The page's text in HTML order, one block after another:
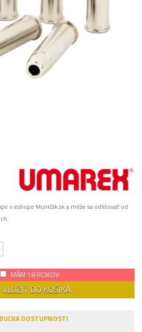
v eshope Muničák.sk a môže sa odlišovať od
MÁM 18 ROKOV
VLOŽIŤ DO KOŠÍKA
DOSTUPNOSTI